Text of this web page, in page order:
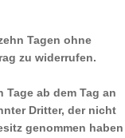
Tagen ohne
zu widerrufen.
ab dem Tag an
Dritter, der nicht
genommen haben